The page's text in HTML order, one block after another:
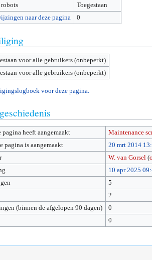
Toegestaan
naar deze pagina
0
voor alle gebruikers (onbeperkt)
voor alle gebruikers (onbeperkt)
voor deze pagina.
pagina heeft aangemaakt Maintenance
pagina is aangemaakt
20 mrt 2014
W. van Gorsel (
10 apr 2025
5
2
(binnen de afgelopen 90 dagen)
0
0